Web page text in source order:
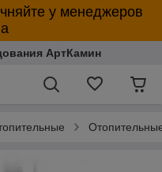
у менеджеров
АртКамин